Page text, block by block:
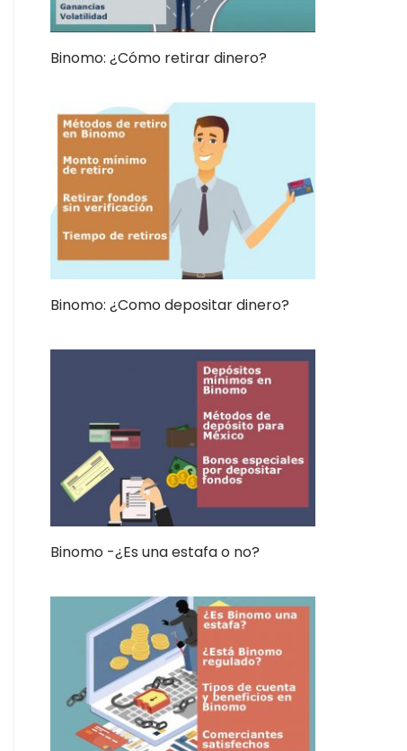
Binomo: ¿Cómo retirar dinero?
Binomo: ¿Como depositar dinero?
Binomo -¿Es una estafa o no?